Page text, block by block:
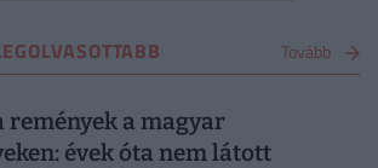
Tovább
remények a magyar
évek óta nem látott